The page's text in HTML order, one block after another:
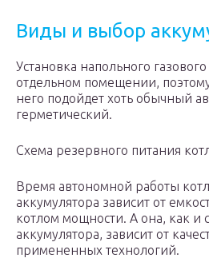
Виды и выбор
Установка напольного
отдельном помещении,
него подойдет хоть обычный
герметический.
Схема резервного питания
Время автономной работы
аккумулятора зависит от
котлом мощности. А она, как и
аккумулятора, зависит от
примененных технологий.